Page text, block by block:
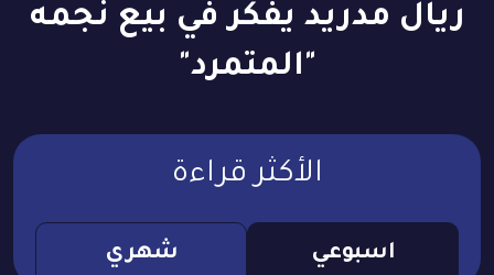
ريال مدريد يفكر في بيع نجمه
"المتمرد"
الأكثر قراءة
اسبوعي شهري